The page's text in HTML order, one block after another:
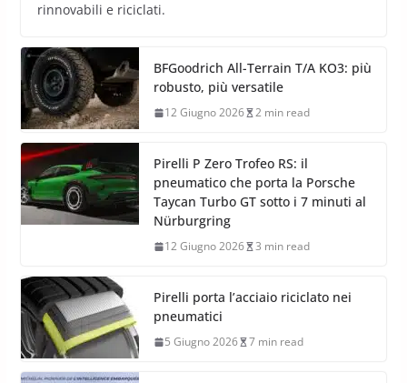
rinnovabili e riciclati.
BFGoodrich All-Terrain T/A KO3: più
robusto, più versatile
12 Giugno 2026 2 min read
Pirelli P Zero Trofeo RS: il
pneumatico che porta la Porsche
Taycan Turbo GT sotto i 7 minuti al
Nürburgring
12 Giugno 2026 3 min read
Pirelli porta l’acciaio riciclato nei
pneumatici
5 Giugno 2026 7 min read